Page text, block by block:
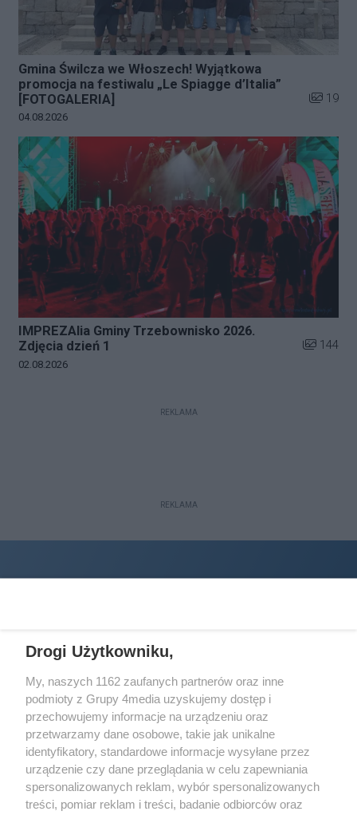
Gmina Świlcza we Włoszech! Wyjątkowa
promocja na festiwalu „Le Spiagge d’Italia”
[FOTOGALERIA]
Liczba
19
Data dodania galerii:
04.08.2026
IMPREZAlia Gminy Trzebownisko 2026.
Zdjęcia dzień 1
Liczba
144
Data dodania galerii:
02.08.2026
REKLAMA
REKLAMA
Wydawcąhalorzeszow.pljest:
STOWARZYSZENIE INICJATYW SPOŁECZNYCH PERSPEKTYWA
Adres do korespondencji:
ul. Piastów 3/2035-077 Rzeszów
kontakt@halorzeszow.pl
Drogi Użytkowniku,
My, naszych 1162 zaufanych partnerów oraz inne
podmioty z Grupy 4media uzyskujemy dostęp i
przechowujemy informacje na urządzeniu oraz
przetwarzamy dane osobowe, takie jak unikalne
identyfikatory, standardowe informacje wysyłane przez
urządzenie czy dane przeglądania w celu zapewniania
spersonalizowanych reklam, wybór spersonalizowanych
treści, pomiar reklam i treści, badanie odbiorców oraz